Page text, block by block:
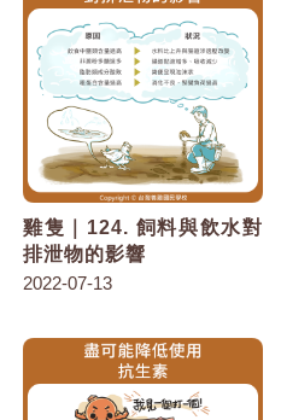
雞隻｜124. 飼料與飲水對
排泄物的影響
2022-07-13